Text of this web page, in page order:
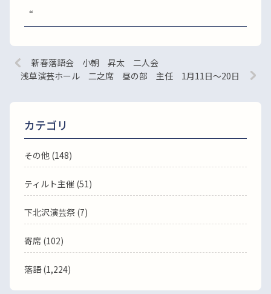
“
新春落語会 小朝 昇太 二人会
浅草演芸ホール 二之席 昼の部 主任 1月11日～20日
カテゴリ
その他 (148)
ティルト主催 (51)
下北沢演芸祭 (7)
寄席 (102)
落語(1,224)